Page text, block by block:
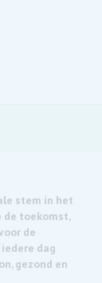
stem in het
de toekomst,
de
dag
gezond en